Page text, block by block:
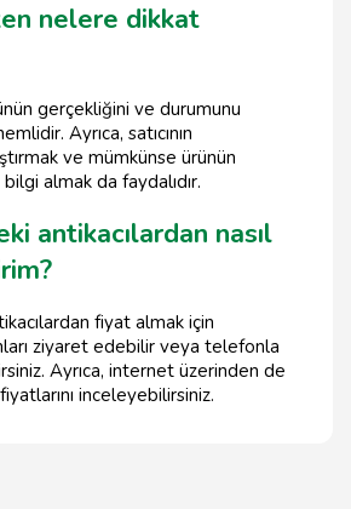
nelere dikkat
gerçekliğini ve durumunu
Ayrıca, satıcının
ve mümkünse ürünün
almak da faydalıdır.
antikacılardan nasıl
fiyat almak için
ziyaret edebilir veya telefonla
Ayrıca, internet üzerinden de
inceleyebilirsiniz.